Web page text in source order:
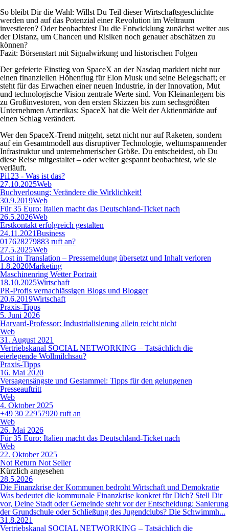
So bleibt Dir die Wahl: Willst Du Teil dieser Wirtschaftsgeschichte
werden und auf das Potenzial einer Revolution im Weltraum
investieren? Oder beobachtest Du die Entwicklung zunächst weiter aus
der Distanz, um Chancen und Risiken noch genauer abschätzen zu
können?
Fazit: Börsenstart mit Signalwirkung und historischen Folgen
Der gefeierte Einstieg von SpaceX an der Nasdaq markiert nicht nur
einen finanziellen Höhenflug für Elon Musk und seine Belegschaft; er
steht für das Erwachen einer neuen Industrie, in der Innovation, Mut
und technologische Vision zentrale Werte sind. Von Kleinanlegern bis
zu Großinvestoren, von den ersten Skizzen bis zum sechsgrößten
Unternehmen Amerikas: SpaceX hat die Welt der Aktienmärkte auf
einen Schlag verändert.
Wer den SpaceX-Trend mitgeht, setzt nicht nur auf Raketen, sondern
auf ein Gesamtmodell aus disruptiver Technologie, weltumspannender
Infrastruktur und unternehmerischer Größe. Du entscheidest, ob Du
diese Reise mitgestaltet – oder weiter gespannt beobachtest, wie sie
verläuft.
Pi123 - Was ist das?
27.10.2025Web
Buchverlosung: Verändere die Wirklichkeit!
30.9.2019Web
Für 35 Euro: Italien macht das Deutschland-Ticket nach
26.5.2026Web
Erstkontakt erfolgreich gestalten
24.11.2021Business
017628279883 ruft an?
27.5.2025Web
Lost in Translation – Pressemeldung übersetzt und Inhalt verloren
1.8.2020Marketing
Maschinenring Wetter Portrait
18.10.2025Wirtschaft
PR-Profis vernachlässigen Blogs und Blogger
20.6.2019Wirtschaft
Praxis-Tipps
5. Juni 2026
Harvard-Professor: Industrialisierung allein reicht nicht
Web
31. August 2021
Vertriebskanal SOCIAL NETWORKING – Tatsächlich die
eierlegende Wollmilchsau?
Praxis-Tipps
16. Mai 2020
Versagensängste und Gestammel: Tipps für den gelungenen
Presseauftritt
Web
4. Oktober 2025
+49 30 22957920 ruft an
Web
26. Mai 2026
Für 35 Euro: Italien macht das Deutschland-Ticket nach
Web
22. Oktober 2025
Not Return Not Seller
Kürzlich angesehen
28.5.2026
Die Finanzkrise der Kommunen bedroht Wirtschaft und Demokratie
Was bedeutet die kommunale Finanzkrise konkret für Dich? Stell Dir
vor, Deine Stadt oder Gemeinde steht vor der Entscheidung: Sanierung
der Grundschule oder Schließung des Jugendclubs? Die Schwimmh...
31.8.2021
Vertriebskanal SOCIAL NETWORKING – Tatsächlich die